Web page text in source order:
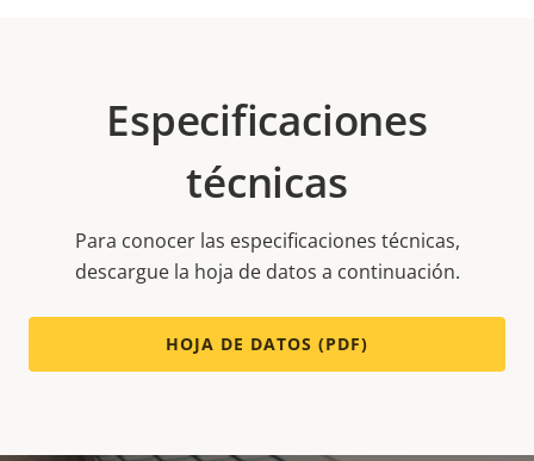
Especificaciones
técnicas
Para conocer las especificaciones técnicas,
descargue la hoja de datos a continuación.
HOJA DE DATOS (PDF)